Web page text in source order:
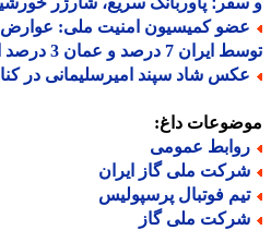
کمیسیون امنیت ملی: عوارض
7 درصد و عمان 3 درصد است
شاد سپند امیرسلیمانی در کنار
داغ:
عمومی
ملی گاز ایران
فوتبال پرسپولیس
ملی گاز